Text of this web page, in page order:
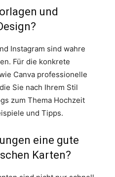
und
Instagram sind wahre
Für die konkrete
Canva professionelle
Sie nach Ihrem Stil
zum Thema Hochzeit
und Tipps.
eine gute
Karten?